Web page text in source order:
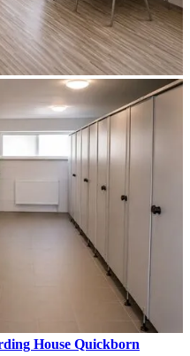
House Quickborn